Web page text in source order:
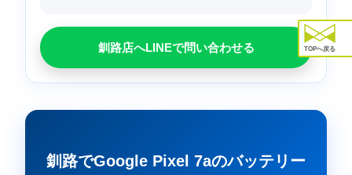
釧路店へLINEで問い合わせる
釧路でGoogle Pixel 7aのバッテリー
TOPへ戻る